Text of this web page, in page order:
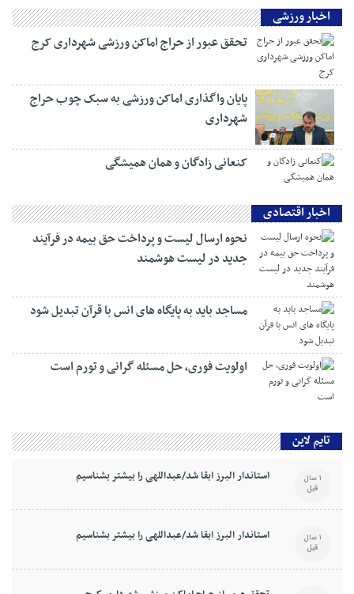
اخبار ورزشی
تحقق عبور از حراج اماکن ورزشی شهرداری کرج
پایان واگذاری اماکن ورزشی به سبک چوب حراج
شهرداری
کنعانی زادگان و همان همیشگی
اخبار اقتصادی
نحوه ارسال لیست و پرداخت حق بیمه در فرآیند
جدید در لیست هوشمند
مساجد باید به پایگاه های انس با قرآن تبدیل شود
اولویت فوری، حل مسئله گرانی و تورم است
تایم لاین
استاندار البرز ابقا شد/عبداللهی را بیشتر بشناسیم 1 سال
قبل
استاندار البرز ابقا شد/عبداللهی را بیشتر بشناسیم 1 سال
قبل